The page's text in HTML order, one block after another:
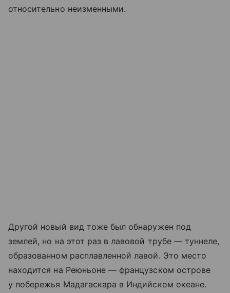
относительно неизменными.
Другой новый вид тоже был обнаружен под
землей, но на этот раз в лавовой трубе — туннеле,
образованном расплавленной лавой. Это место
находится на Реюньоне — французском острове
у побережья Мадагаскара в Индийском океане.